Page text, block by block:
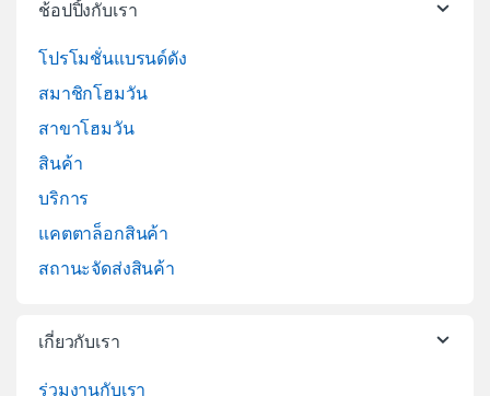
ช้อปปิ้งกับเรา
โปรโมชั่นแบรนด์ดัง
สมาชิกโฮมวัน
สาขาโฮมวัน
สินค้า
บริการ
แคตตาล็อกสินค้า
สถานะจัดส่งสินค้า
เกี่ยวกับเรา
ร่วมงานกับเรา